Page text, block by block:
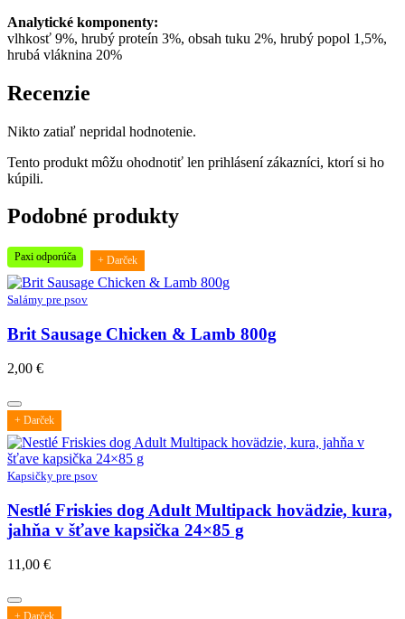
Analytické komponenty:
vlhkosť 9%, hrubý proteín 3%, obsah tuku 2%, hrubý popol 1,5%,
hrubá vláknina 20%
Recenzie
Nikto zatiaľ nepridal hodnotenie.
Tento produkt môžu ohodnotiť len prihlásení zákazníci, ktorí si ho
kúpili.
Podobné produkty
Paxi odporúča + Darček
Salámy pre psov
Brit Sausage Chicken & Lamb 800g
2,00 €
+ Darček
Kapsičky pre psov
Nestlé Friskies dog Adult Multipack hovädzie, kura,
jahňa v šťave kapsička 24×85 g
11,00 €
+ Darček